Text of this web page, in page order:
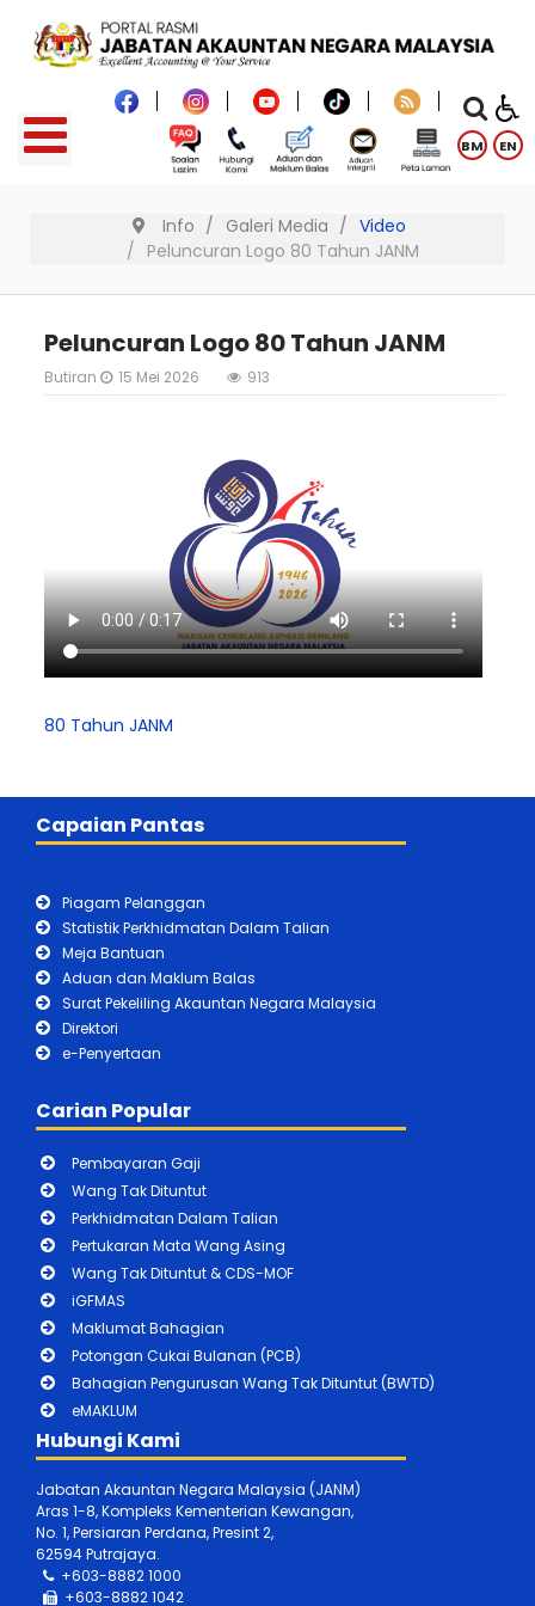
BM EN
Info Galeri Media
Video
Peluncuran Logo 80 Tahun JANM
Peluncuran Logo 80 Tahun JANM
Butiran 15 Mei 2026 913
80 Tahun JANM
Capaian Pantas
Piagam Pelanggan
Statistik Perkhidmatan Dalam Talian
Meja Bantuan
Aduan dan Maklum Balas
Surat Pekeliling Akauntan Negara Malaysia
Direktori
e-Penyertaan
Carian Popular
Pembayaran Gaji
Wang Tak Dituntut
Perkhidmatan Dalam Talian
Pertukaran Mata Wang Asing
Wang Tak Dituntut & CDS-MOF
iGFMAS
Maklumat Bahagian
Potongan Cukai Bulanan (PCB)
Bahagian Pengurusan Wang Tak Dituntut (BWTD)
eMAKLUM
Hubungi Kami
Jabatan Akauntan Negara Malaysia (JANM)
Aras 1-8, Kompleks Kementerian Kewangan,
No. 1, Persiaran Perdana, Presint 2,
62594 Putrajaya.
+603-8882 1000
+603-8882 1042